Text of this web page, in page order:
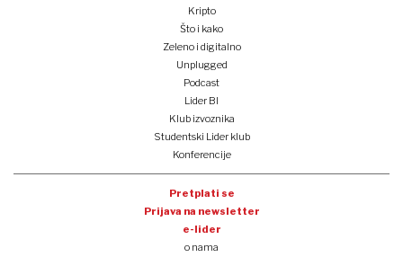
Kripto
Što i kako
Zeleno i digitalno
Unplugged
Podcast
Lider BI
Klub izvoznika
Studentski Lider klub
Konferencije
Pretplati se
Prijava na newsletter
e-lider
o nama